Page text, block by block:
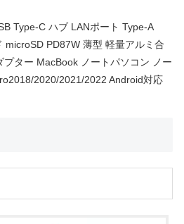
Type-C ハブ LANポート Type-A
microSD PD87W 薄型 軽量アルミ合
ター MacBook ノートパソコン ノー
2020/2021/2022 Android対応